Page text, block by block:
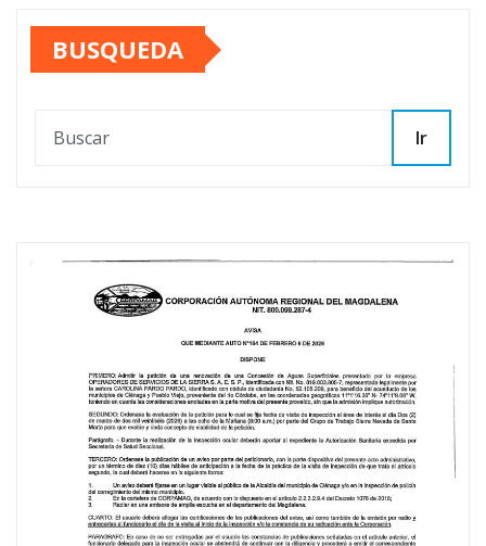
BUSQUEDA
Ir